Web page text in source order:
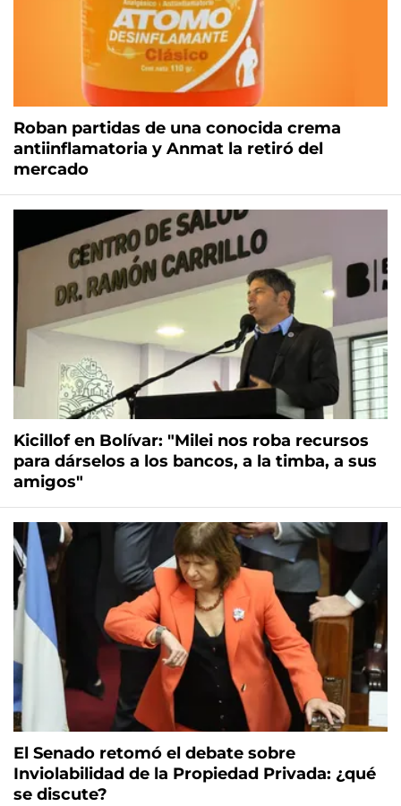
Roban partidas de una conocida crema
antiinflamatoria y Anmat la retiró del
mercado
Kicillof en Bolívar: "Milei nos roba recursos
para dárselos a los bancos, a la timba, a sus
amigos"
El Senado retomó el debate sobre
Inviolabilidad de la Propiedad Privada: ¿qué
se discute?